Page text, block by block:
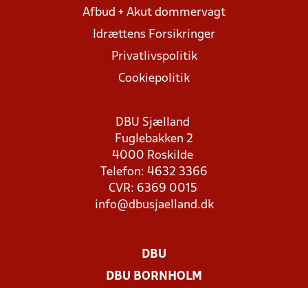
Afbud + Akut dommervagt
Idrættens Forsikringer
Privatlivspolitik
Cookiepolitik
DBU Sjælland
Fuglebakken 2
4000 Roskilde
Telefon: 4632 3366
CVR: 6369 0015
info@dbusjaelland.dk
DBU
DBU BORNHOLM